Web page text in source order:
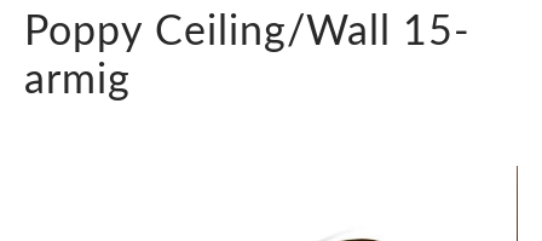
Poppy Ceiling/Wall 15-
armig